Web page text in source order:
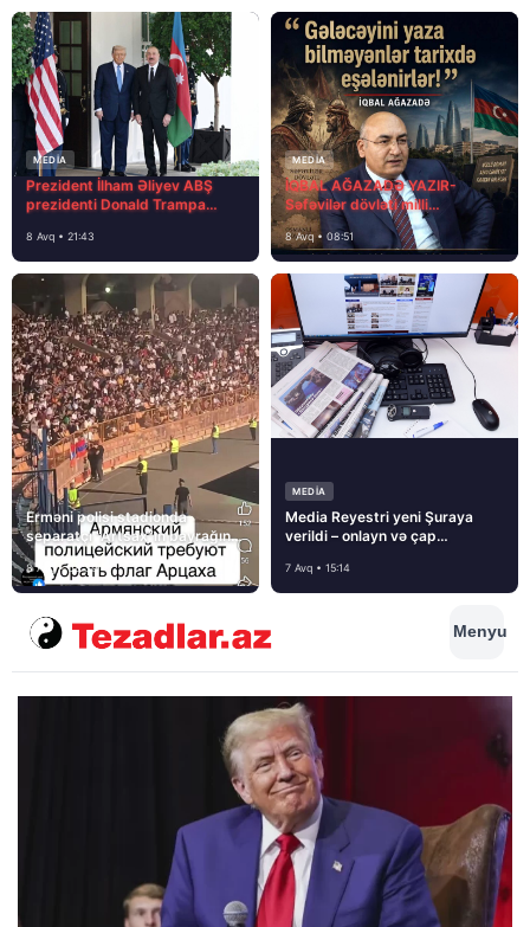
MEDİA
Prezident İlham Əliyev ABŞ
prezidenti Donald Trampa
8 Avq • 21:43
MEDİA
İQBAL AĞAZADƏ YAZIR-
Səfəvilər dövləti milli
dövlətdirmi?
8 Avq • 08:51
Erməni polisi stadionda
separatçı “Artsax”ın bayrağını
müsadirə etdi və…
8 Avq • 08:39
MEDİA
Media Reyestri yeni Şuraya
verildi – onlayn və çap
7 Avq • 15:14
Menyu